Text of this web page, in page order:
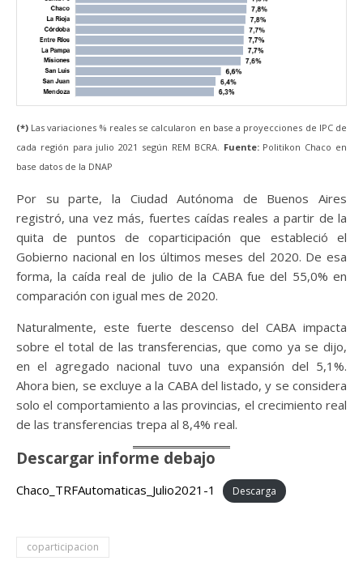
(*) Las variaciones % reales se calcularon en base a proyecciones de IPC de
cada región para julio 2021 según REM BCRA. Fuente:Politikon Chaco en
base datos de la DNAP
Por su parte, la Ciudad Autónoma de Buenos Aires
registró, una vez más, fuertes caídas reales a partir de la
quita de puntos de coparticipación que estableció el
Gobierno nacional en los últimos meses del 2020. De esa
forma, la caída real de julio de la CABA fue del 55,0% en
comparación con igual mes de 2020.
Naturalmente, este fuerte descenso del CABA impacta
sobre el total de las transferencias, que como ya se dijo,
en el agregado nacional tuvo una expansión del 5,1%.
Ahora bien, se excluye a la CABA del listado, y se considera
solo el comportamiento a las provincias, el crecimiento real
de las transferencias trepa al 8,4% real.
Descargar informe debajo
Chaco_TRFAutomaticas_Julio2021-1 Descarga
coparticipacion